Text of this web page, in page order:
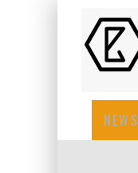
NEWS